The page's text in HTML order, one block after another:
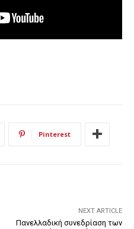
Pinterest
NEXT ARTICLE
Πανελλαδική συνεδρίαση των